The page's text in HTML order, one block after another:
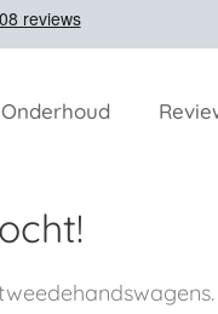
Onderhoud